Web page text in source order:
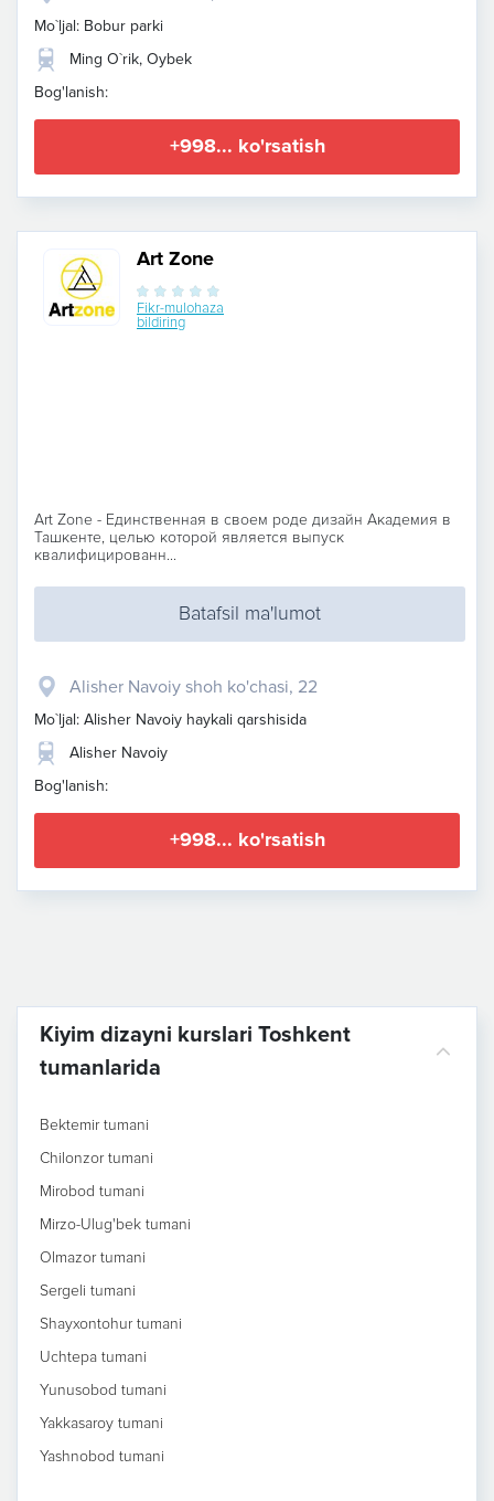
Mo`ljal: Bobur parki
Ming O`rik, Oybek
Bog'lanish:
+998... ko'rsatish
Art Zone
Fikr-mulohaza
bildiring
Art Zone - Единственная в своем роде дизайн Академия в
Ташкенте, целью которой является выпуск
квалифицированн...
Batafsil ma'lumot
Alisher Navoiy shoh ko'chasi, 22
Mo`ljal: Alisher Navoiy haykali qarshisida
Alisher Navoiy
Bog'lanish:
+998... ko'rsatish
Kiyim dizayni kurslari Toshkent
tumanlarida
Bektemir tumani
Chilonzor tumani
Mirobod tumani
Mirzo-Ulug'bek tumani
Olmazor tumani
Sergeli tumani
Shayxontohur tumani
Uchtepa tumani
Yunusobod tumani
Yakkasaroy tumani
Yashnobod tumani